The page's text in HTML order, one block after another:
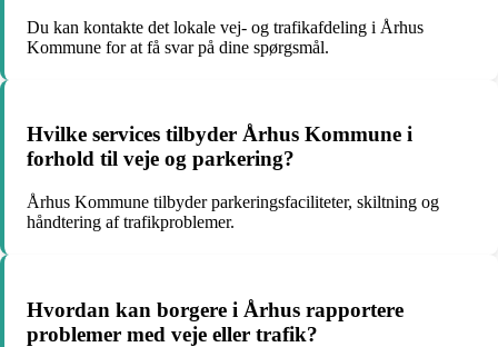
Du kan kontakte det lokale vej- og trafikafdeling i Århus
Kommune for at få svar på dine spørgsmål.
Hvilke services tilbyder Århus Kommune i
forhold til veje og parkering?
Århus Kommune tilbyder parkeringsfaciliteter, skiltning og
håndtering af trafikproblemer.
Hvordan kan borgere i Århus rapportere
problemer med veje eller trafik?